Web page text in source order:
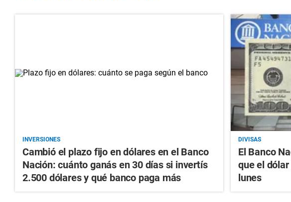
INVERSIONES
Cambió el plazo fijo en dólares en el Banco
Nación: cuánto ganás en 30 días si invertís
2.500 dólares y qué banco paga más
DIVISAS
El Banco
que el
lunes